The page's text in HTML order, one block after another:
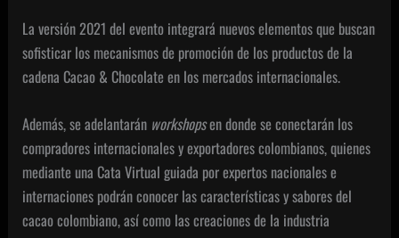
La versión 2021 del evento integrará nuevos elementos que buscan
sofisticar los mecanismos de promoción de los productos de la
cadena Cacao & Chocolate en los mercados internacionales.
Además, se adelantarán workshopsen donde se conectarán los
compradores internacionales y exportadores colombianos, quienes
mediante una Cata Virtual guiada por expertos nacionales e
internaciones podrán conocer las características y sabores del
cacao colombiano, así como las creaciones de la industria